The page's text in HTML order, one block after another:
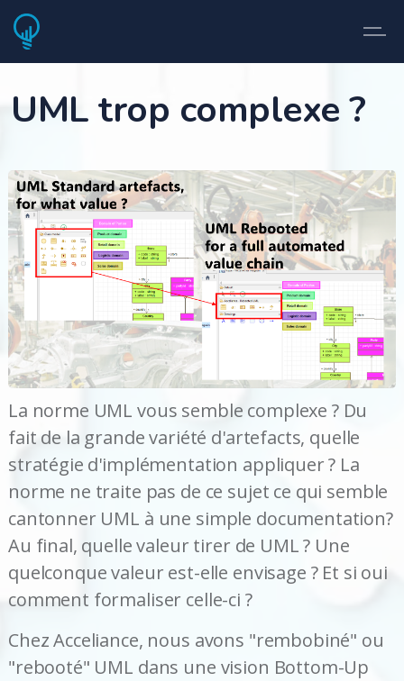
UML trop complexe ?
La norme UML vous semble complexe ? Du
fait de la grande variété d'artefacts, quelle
stratégie d'implémentation appliquer ? La
norme ne traite pas de ce sujet ce qui semble
cantonner UML à une simple documentation?
Au final, quelle valeur tirer de UML ? Une
quelconque valeur est-elle envisage ? Et si oui
comment formaliser celle-ci ?
Chez Acceliance, nous avons "rembobiné" ou
"rebooté" UML dans une vision Bottom-Up